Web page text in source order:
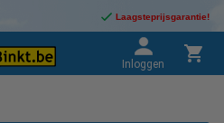
Laagsteprijsgarantie!
Inloggen